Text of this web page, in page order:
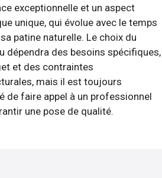
exceptionnelle et un aspect
unique, qui évolue avec le temps
patine naturelle. Le choix du
dépendra des besoins spécifiques,
et des contraintes
mais il est toujours
de faire appel à un professionnel
une pose de qualité.